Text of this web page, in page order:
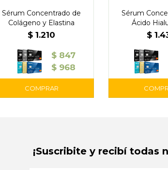
Sérum Concentrado de
Colágeno y Elastina
$ 1.210
$ 847
$ 968
Sérum
Ácido
$
¡Suscribite y recibí todas